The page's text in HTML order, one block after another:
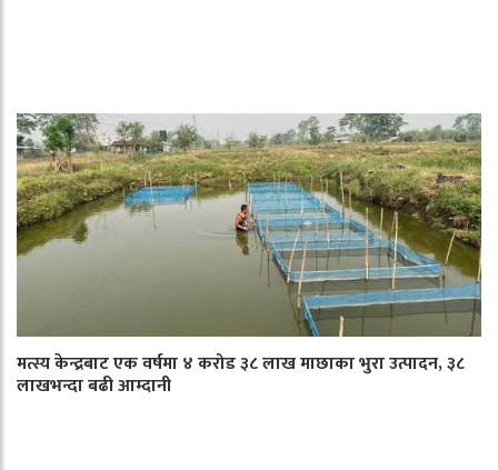
मत्स्य केन्द्रबाट एक वर्षमा ४ करोड ३८ लाख माछाका भुरा उत्पादन, ३८
लाखभन्दा बढी आम्दानी